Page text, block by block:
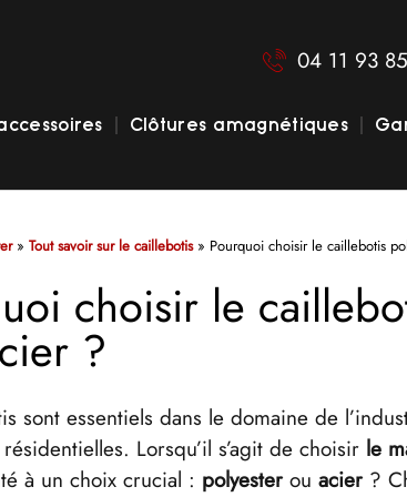
04 11 93
Clôtures amagnétiques
» Tout savoir sur le caillebotis» Pourquoi choisir le caillebotis
choisir le
?
sont essentiels dans le domaine de
Lorsqu’il s’agit de choisir le
à un choix crucial : polyesterou acier?